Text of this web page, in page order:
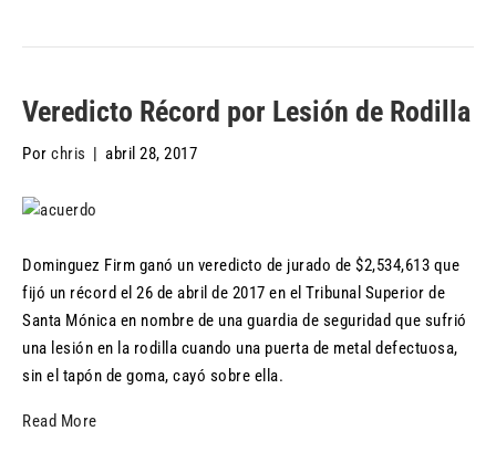
Veredicto Récord por Lesión de Rodilla
Por chris | abril 28, 2017
Dominguez Firm ganó un veredicto de jurado de $2,534,613 que
fijó un récord el 26 de abril de 2017 en el Tribunal Superior de
Santa Mónica en nombre de una guardia de seguridad que sufrió
una lesión en la rodilla cuando una puerta de metal defectuosa,
sin el tapón de goma, cayó sobre ella.
Read More